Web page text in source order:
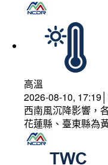
高溫
2026-08-10,
西南風沉降影響，
花蓮縣、臺東縣為